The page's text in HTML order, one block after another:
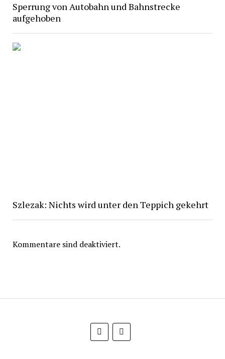
Sperrung von Autobahn und Bahnstrecke
aufgehoben
Szlezak: Nichts wird unter den Teppich gekehrt
Kommentare sind deaktiviert.